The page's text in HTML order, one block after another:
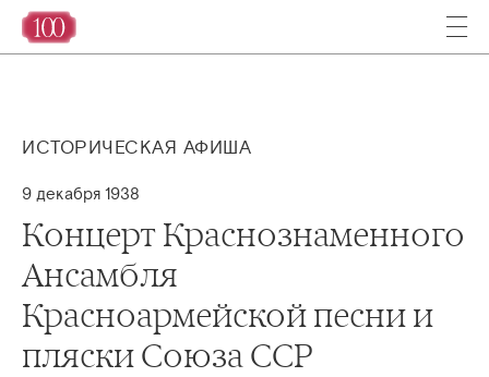
ИСТОРИЧЕСКАЯ АФИША
9 декабря 1938
Концерт Краснознаменного
Ансамбля
Красноармейской песни и
пляски Союза ССР